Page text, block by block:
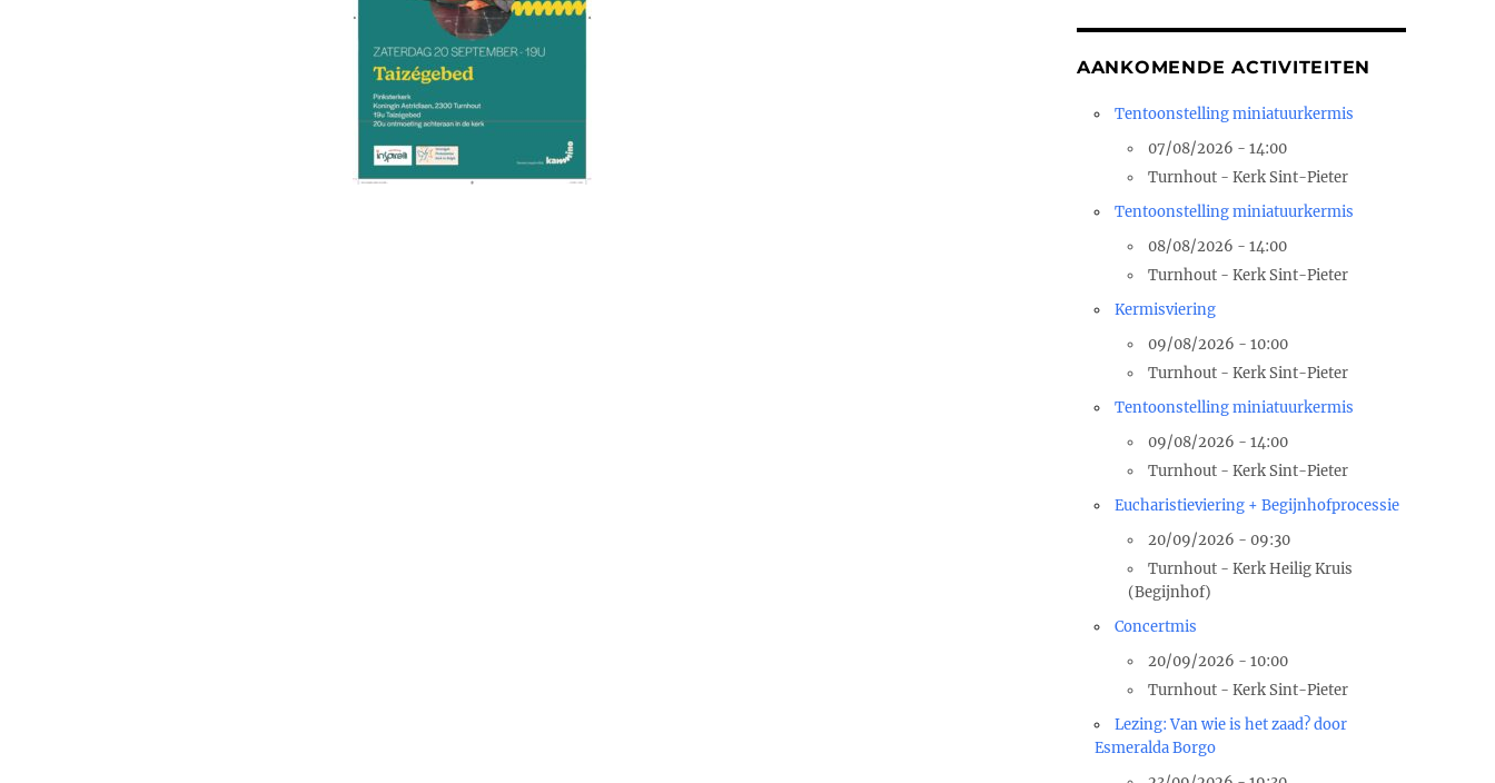
AANKOMENDE ACTIVITEITEN
Tentoonstelling miniatuurkermis
07/08/2026 - 14:00
Turnhout - Kerk Sint-Pieter
Tentoonstelling miniatuurkermis
08/08/2026 - 14:00
Turnhout - Kerk Sint-Pieter
Kermisviering
09/08/2026 - 10:00
Turnhout - Kerk Sint-Pieter
Tentoonstelling miniatuurkermis
09/08/2026 - 14:00
Turnhout - Kerk Sint-Pieter
Eucharistieviering + Begijnhofprocessie
20/09/2026 - 09:30
Turnhout - Kerk Heilig Kruis
(Begijnhof)
Concertmis
20/09/2026 - 10:00
Turnhout - Kerk Sint-Pieter
Lezing: Van wie is het zaad? door
Esmeralda Borgo